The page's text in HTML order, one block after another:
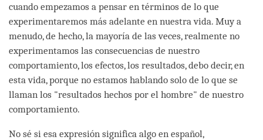
cuando empezamos a pensar en términos de lo que
experimentaremos más adelante en nuestra vida. Muy a
menudo, de hecho, la mayoría de las veces, realmente no
experimentamos las consecuencias de nuestro
comportamiento, los efectos, los resultados, debo decir, en
esta vida, porque no estamos hablando solo de lo que se
llaman los "resultados hechos por el hombre" de nuestro
comportamiento.
No sé si esa expresión significa algo en español,